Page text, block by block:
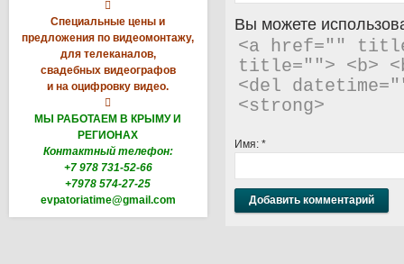

Специальные цены и
предложения по видеомонтажу,
для телеканалов,
свадебных видеографов
и на оцифровку видео.

МЫ РАБОТАЕМ В КРЫМУ И
РЕГИОНАХ
Контактный телефон:
+7 978 731-52-66
+7978 574-27-25
evpatoriatime@gmail.com
Вы можете
<a href=""
title=""> <b>
<del
<strong>
Имя: *